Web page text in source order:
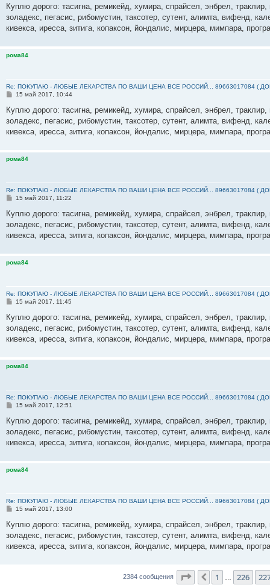
о
б
щ
е
е
Куплю дорого: тасигна, ремикейд, хумира, спрайсел, энбрел,
золадекс, пегасис, рибомустин, таксотер, сутент, алимта, вифенд,
кивекса, иресса, зитига, копаксон, йондалис, мирцера, мимпара,
рома84
Re: ПОКУПАЮ - ЛЮБЫЕ ЛЕКАРСТВА ПО ВАШИ ЦЕНА ВСЕ РОССИЙ... 89663017084 (
С
о
б
щ
е
е
15 май 2017, 10:44
Куплю дорого: тасигна, ремикейд, хумира, спрайсел, энбрел,
золадекс, пегасис, рибомустин, таксотер, сутент, алимта, вифенд,
кивекса, иресса, зитига, копаксон, йондалис, мирцера, мимпара,
рома84
Re: ПОКУПАЮ - ЛЮБЫЕ ЛЕКАРСТВА ПО ВАШИ ЦЕНА ВСЕ РОССИЙ... 89663017084 (
С
о
б
щ
е
е
15 май 2017, 11:22
Куплю дорого: тасигна, ремикейд, хумира, спрайсел, энбрел,
золадекс, пегасис, рибомустин, таксотер, сутент, алимта, вифенд,
кивекса, иресса, зитига, копаксон, йондалис, мирцера, мимпара,
рома84
Re: ПОКУПАЮ - ЛЮБЫЕ ЛЕКАРСТВА ПО ВАШИ ЦЕНА ВСЕ РОССИЙ... 89663017084 (
С
о
б
щ
е
е
15 май 2017, 11:45
Куплю дорого: тасигна, ремикейд, хумира, спрайсел, энбрел,
золадекс, пегасис, рибомустин, таксотер, сутент, алимта, вифенд,
кивекса, иресса, зитига, копаксон, йондалис, мирцера, мимпара,
рома84
Re: ПОКУПАЮ - ЛЮБЫЕ ЛЕКАРСТВА ПО ВАШИ ЦЕНА ВСЕ РОССИЙ... 89663017084 (
С
о
б
щ
е
е
15 май 2017, 12:51
Куплю дорого: тасигна, ремикейд, хумира, спрайсел, энбрел,
золадекс, пегасис, рибомустин, таксотер, сутент, алимта, вифенд,
кивекса, иресса, зитига, копаксон, йондалис, мирцера, мимпара,
рома84
Re: ПОКУПАЮ - ЛЮБЫЕ ЛЕКАРСТВА ПО ВАШИ ЦЕНА ВСЕ РОССИЙ... 89663017084 (
С
о
б
щ
е
15 май 2017, 13:00
Куплю дорого: тасигна, ремикейд, хумира, спрайсел, энбрел,
золадекс, пегасис, рибомустин, таксотер, сутент, алимта, вифенд,
кивекса, иресса, зитига, копаксон, йондалис, мирцера, мимпара,
2384 сообщения Страница 228из
Пред.
1 226